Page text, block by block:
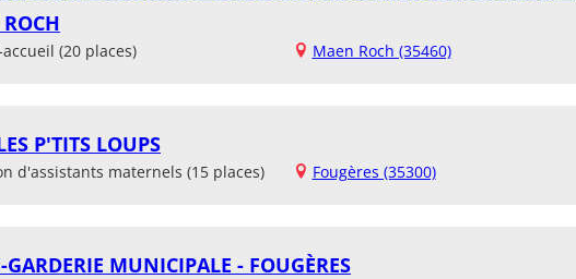
(20 places) Maen Roch (35460)
P'TITS LOUPS
d'assistants maternels (15 places) Fougères (35300)
GARDERIE MUNICIPALE - FOUGÈRES